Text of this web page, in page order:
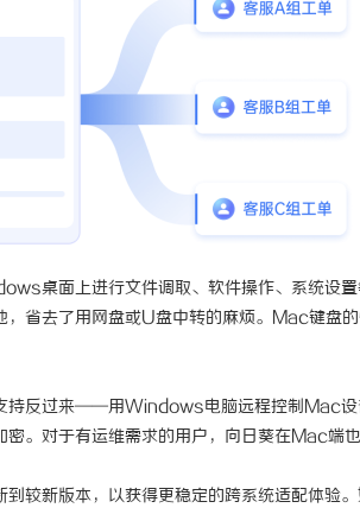
桌面上进行文件调取、软件操作、系统设
省去了用网盘或U盘中转的麻烦。Mac键盘
反过来——用Windows电脑远程控制Mac设
。对于有运维需求的用户，向日葵在Mac端
到较新版本，以获得更稳定的跨系统适配体验